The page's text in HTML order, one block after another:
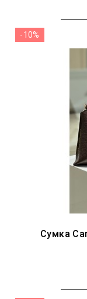
-10%
Сумка